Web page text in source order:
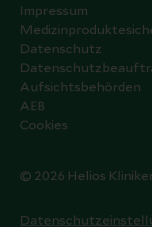
© 2026 Helios
Impressum
Datenschutz
Aufsichtsbehörden
AEB
Cookies